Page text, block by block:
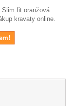
fit oranžová
kravaty online.